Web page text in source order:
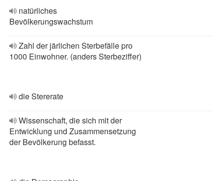
natürliches
Bevölkerungswachstum
Zahl der järlichen Sterbefälle pro
1000 Einwohner. (anders Sterbeziffer)
die Stererate
Wissenschaft, die sich mit der
Entwicklung und Zusammensetzung
der Bevölkerung befasst.